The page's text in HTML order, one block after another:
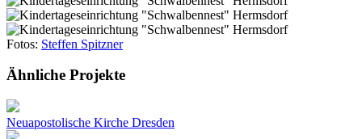
Fotos: Steffen Spitzner
Ähnliche Projekte
Neuapostolische Kirche Dresden